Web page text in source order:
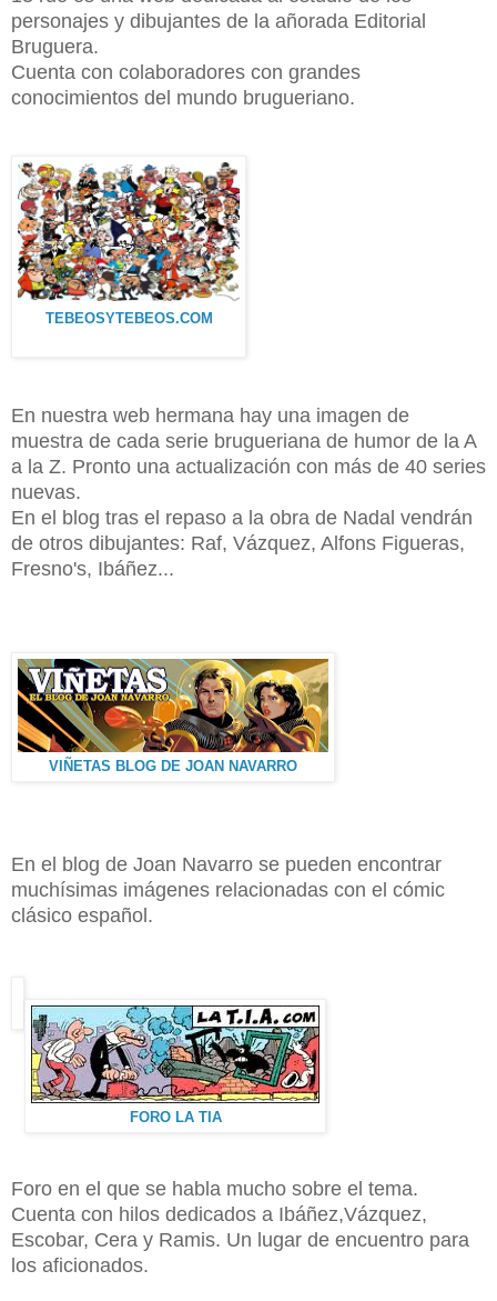
personajes y dibujantes de la añorada Editorial
Bruguera.
Cuenta con colaboradores con grandes
conocimientos del mundo brugueriano.
TEBEOSYTEBEOS.COM
En nuestra web hermana hay una imagen de
muestra de cada serie brugueriana de humor de la A
a la Z. Pronto una actualización con más de 40 series
nuevas.
En el blog tras el repaso a la obra de Nadal vendrán
de otros dibujantes: Raf, Vázquez, Alfons Figueras,
Fresno's, Ibáñez...
VIÑETAS BLOG DE JOAN NAVARRO
En el blog de Joan Navarro se pueden encontrar
muchísimas imágenes relacionadas con el cómic
clásico español.
FORO LA TIA
Foro en el que se habla mucho sobre el tema.
Cuenta con hilos dedicados a Ibáñez,Vázquez,
Escobar, Cera y Ramis. Un lugar de encuentro para
los aficionados.